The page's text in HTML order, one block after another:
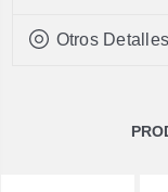
Otros Detalles